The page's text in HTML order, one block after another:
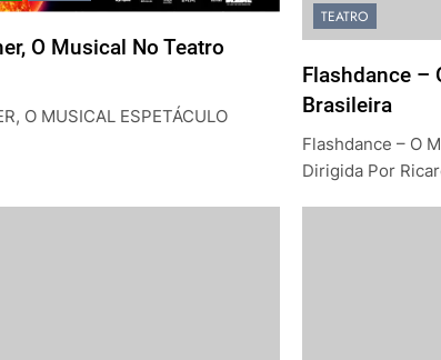
O Musical No Teatro
O MUSICAL ESPETÁCULO
TEATRO
Flashdance –
Brasileira
Flashdance – O
Dirigida Por